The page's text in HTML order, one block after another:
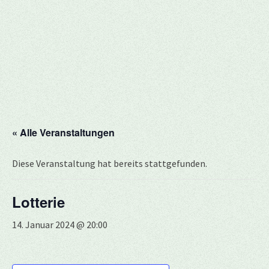
« Alle Veranstaltungen
Diese Veranstaltung hat bereits stattgefunden.
Lotterie
14. Januar 2024 @ 20:00